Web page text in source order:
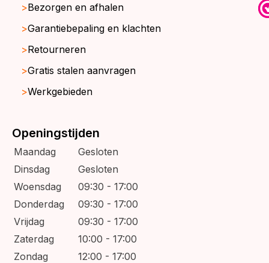
Bezorgen en afhalen
Garantiebepaling en klachten
Retourneren
Gratis stalen aanvragen
Werkgebieden
Openingstijden
Maandag
Gesloten
Dinsdag
Gesloten
Woensdag
09:30 - 17:00
Donderdag
09:30 - 17:00
Vrijdag
09:30 - 17:00
Zaterdag
10:00 - 17:00
Zondag
12:00 - 17:00